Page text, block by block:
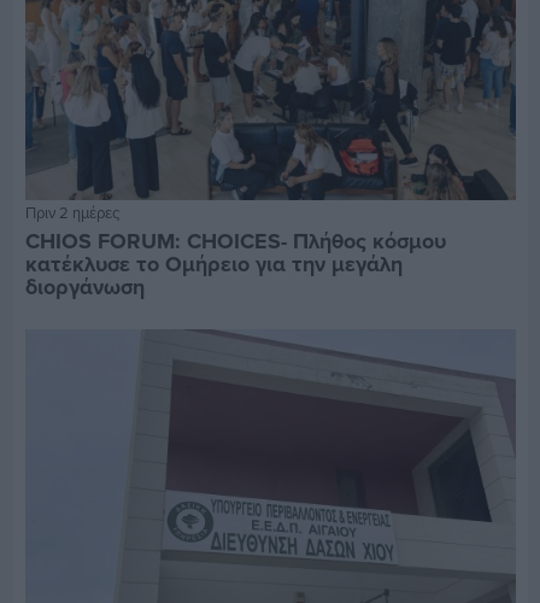
Πριν 2 ημέρες
CHIOS FORUM: CHOICES- Πλήθος κόσμου
κατέκλυσε το Ομήρειο για την μεγάλη
διοργάνωση